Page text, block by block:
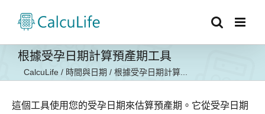
根據受孕日期計算預產期工具
CalcuLife / 時間與日期 / 根據受孕日期計算...
這個工具使用您的受孕日期來估算預產期。它從受孕日期